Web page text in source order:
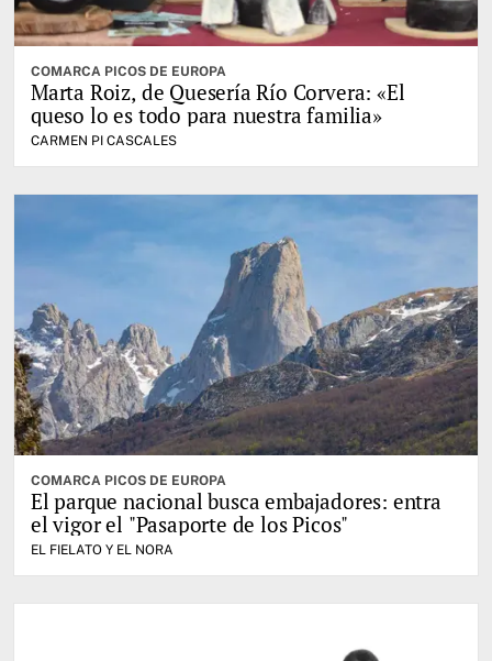
COMARCA PICOS DE EUROPA
Marta Roiz, de Quesería Río Corvera: «El
queso lo es todo para nuestra familia»
CARMEN PI CASCALES
COMARCA PICOS DE EUROPA
El parque nacional busca embajadores: entra
el vigor el "Pasaporte de los Picos"
EL FIELATO Y EL NORA